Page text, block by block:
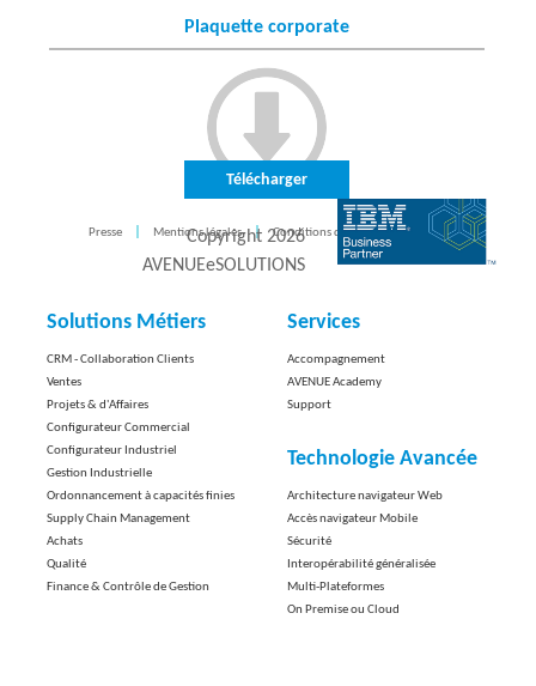
Plaquette corporate
Télécharger
Presse Mentions légales Conditions d'utilisation CONTACT
Copyright 2026
AVENUEeSOLUTIONS
Solutions Métiers
CRM - Collaboration Clients
Ventes
Projets & d'Affaires
Configurateur Commercial
Configurateur Industriel
Gestion Industrielle
Ordonnancement à capacités finies
Supply Chain Management
Achats
Qualité
Finance & Contrôle de Gestion
Services
Accompagnement
AVENUE Academy
Support
Technologie Avancée
Architecture navigateur Web
Accès navigateur Mobile
Sécurité
Interopérabilité généralisée
Multi-Plateformes
On Premise ou Cloud